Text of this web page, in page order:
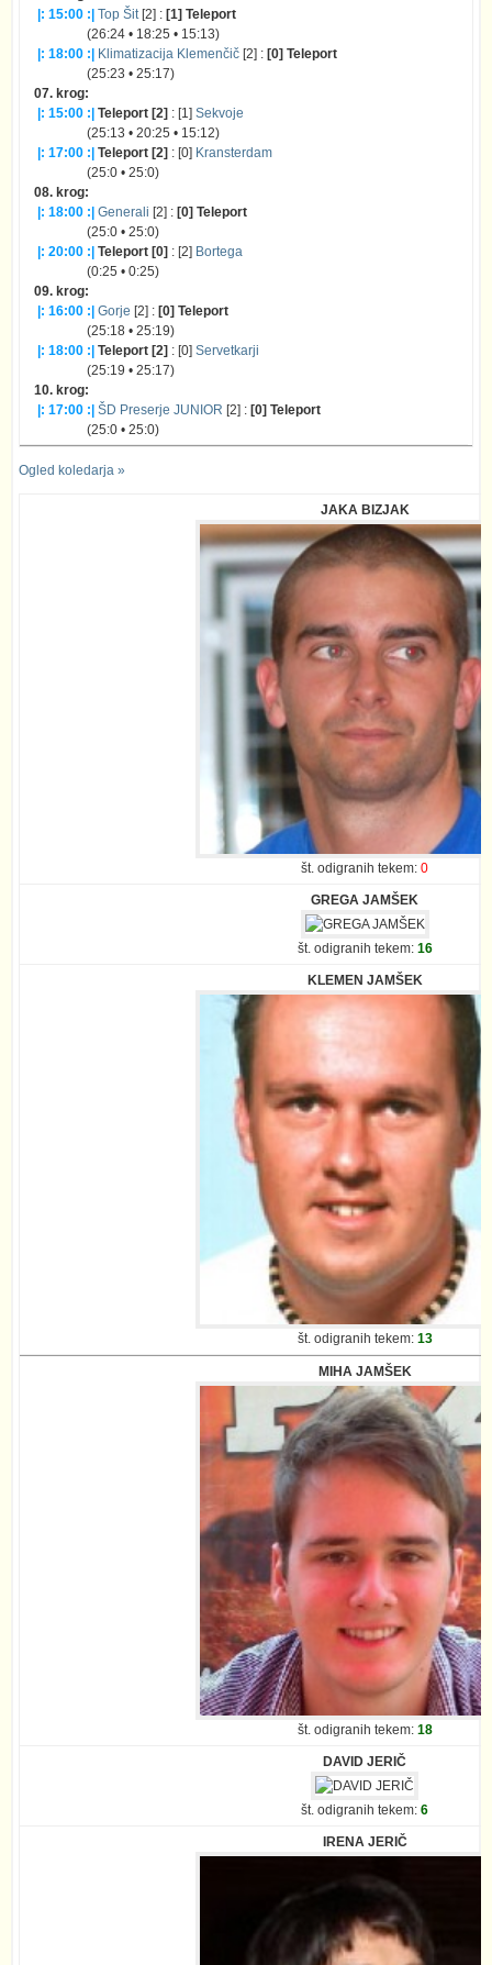
|: 15:00 :| Top Šit [2] : [1] Teleport
(26:24 • 18:25 • 15:13)
|: 18:00 :| Klimatizacija Klemenčič [2] : [0] Teleport
(25:23 • 25:17)
07. krog:
|: 15:00 :| Teleport [2] : [1] Sekvoje
(25:13 • 20:25 • 15:12)
|: 17:00 :| Teleport [2] : [0] Kransterdam
(25:0 • 25:0)
08. krog:
|: 18:00 :| Generali [2] : [0] Teleport
(25:0 • 25:0)
|: 20:00 :| Teleport [0] : [2] Bortega
(0:25 • 0:25)
09. krog:
|: 16:00 :| Gorje [2] : [0] Teleport
(25:18 • 25:19)
|: 18:00 :| Teleport [2] : [0] Servetkarji
(25:19 • 25:17)
10. krog:
|: 17:00 :| ŠD Preserje JUNIOR [2] : [0] Teleport
(25:0 • 25:0)
Ogled koledarja »
JAKA BIZJAK
št. odigranih tekem:0
GREGA JAMŠEK
št. odigranih tekem: 16
KLEMEN JAMŠEK
št. odigranih tekem: 13
MIHA JAMŠEK
št. odigranih tekem: 18
DAVID JERIČ
št. odigranih tekem:6
IRENA JERIČ